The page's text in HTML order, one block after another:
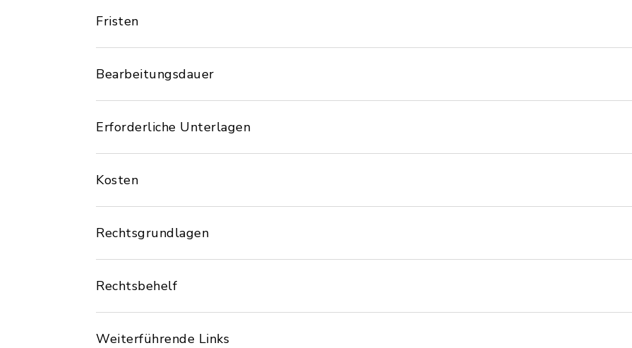
Fristen
Bearbeitungsdauer
Erforderliche Unterlagen
Kosten
Rechtsgrundlagen
Rechtsbehelf
Weiterführende Links